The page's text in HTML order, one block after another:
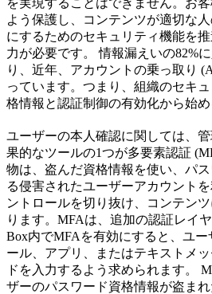
よう保護し、コンテンツが適切な
にするためのセキュリティ機能を
力が必要です。 情報漏えいの82%
り、近年、アカウントの乗っ取り
っています。つまり、組織のセキ
格情報と認証制御の有効化から始め
ユーザーの本人確認に関しては、
果的なツールの1つが多要素認証
物は、盗んだ資格情報を使い、パ
る侵害されたユーザーアカウント
ントロールを切り抜け、コンテン
ります。MFAは、追加の認証レイ
Box内でMFAを有効にすると、ユ
ール、アプリ、またはテキストメ
ドを入力するよう求められます。
ザーのパスワード資格情報が盗ま